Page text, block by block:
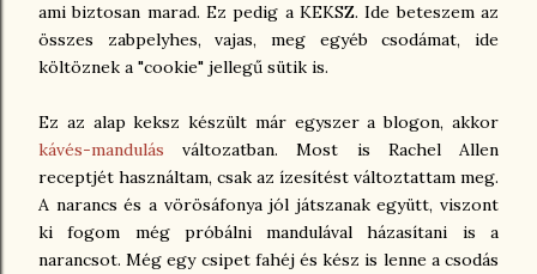
ami biztosan marad. Ez pedig a KEKSZ. Ide beteszem az
összes zabpelyhes, vajas, meg egyéb csodámat, ide
költöznek a "cookie" jellegű sütik is.
Ez az alap keksz készült már egyszer a blogon, akkor
kávés-mandulás változatban. Most is Rachel Allen
receptjét használtam, csak az ízesítést változtattam meg.
A narancs és a vörösáfonya jól játszanak együtt, viszont
ki fogom még próbálni mandulával házasítani is a
narancsot. Még egy csipet fahéj és kész is lenne a csodás